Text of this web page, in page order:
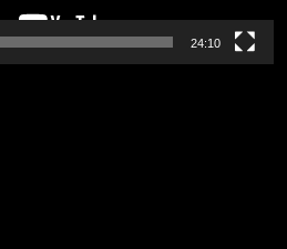
24:10